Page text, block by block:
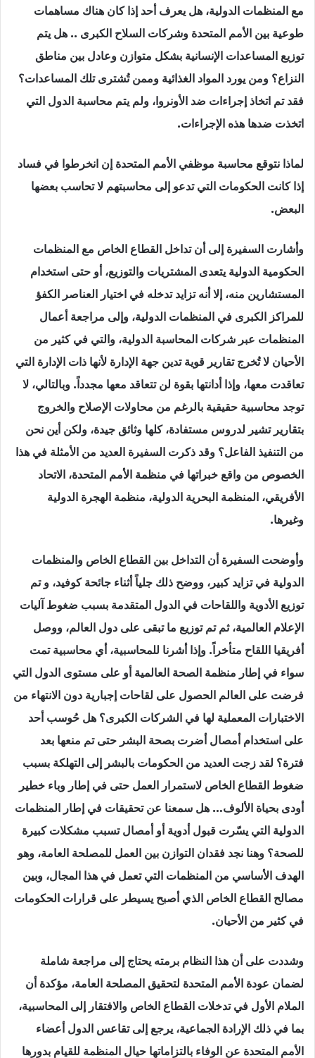
مع المنظمات الدولية، هل يعرف أحد إذا كان هناك مساهمات
طوعية بين الأمم المتحدة وشركات السلاح الكبرى .. هل يتم
توزيع المساعدات الإنسانية بشكل متوازن وعادل بين مناطق
النزاع؟ ومن يورد المواد الغذائية وممن تُشترى تلك المساعدات؟
فقد تم اتخاذ إجراءات ضد الأونروا، ولم يتم محاسبة الدول التي
اتخذت ضدها هذه الإجراءات.
لماذا نتوقع محاسبة موظفي الأمم المتحدة إن انخرطوا في فساد
إذا كانت الحكومات التي تدعو إلى محاسبتهم لا تحاسب بعضها
البعض.
وأشارت السفيرة إلى أن تداخل القطاع الخاص مع المنظمات
الحكومية الدولية يتعدى المشتريات والتوزيع، أو حتى استخدام
المستشارين منه، إلا أنه تزايد تدخله في اختيار العناصر الكفؤ
للمراكز الكبرى في المنظمات الدولية، وإلى مراجعة أعمال
المنظمات عبر شركات المحاسبة الدولية، والتي في كثير من
الأحيان لا تُخرج تقارير قوية تدين جهة الإدارة لأنها ذات الإدارة التي
تعاقدت معها، وإذا أدانتها بقوة لن تتعاقد معها مجدداً. وبالتالي، لا
توجد محاسبية حقيقية بالرغم من محاولات الإصلاح والخروج
بتقارير تشير لدروس مستفادة، كلها وثائق جيدة، ولكن أين نحن
من التنفيذ الفاعل؟ وقد ذكرت السفيرة العديد من الأمثلة في هذا
الخصوص من واقع خبراتها في منظمة الأمم المتحدة، الاتحاد
الأفريقي، المنظمة البحرية الدولية، منظمة الهجرة الدولية
وغيرها.
وأوضحت السفيرة أن التداخل بين القطاع الخاص والمنظمات
الدولية في تزايد كبير، ووضح ذلك جلياً أثناء جائحة كوفيد، و تم
توزيع الأدوية واللقاحات في الدول المتقدمة بسبب ضغوط آليات
الإعلام العالمية، ثم تم توزيع ما تبقى على دول العالم، ووصل
أفريقيا اللقاح متأخراً. وإذا أشرنا للمحاسبية، أي محاسبية تمت
سواء في إطار منظمة الصحة العالمية أو على مستوى الدول التي
فرضت على العالم الحصول على لقاحات إجبارية دون الانتهاء من
الاختبارات المعملية لها في الشركات الكبرى؟ هل حُوسب أحد
على استخدام أمصال أضرت بصحة البشر حتى تم منعها بعد
فترة؟ لقد زجت العديد من الحكومات بالبشر إلى التهلكة بسبب
ضغوط القطاع الخاص لاستمرار العمل حتى في إطار وباء خطير
أودى بحياة الألوف… هل سمعنا عن تحقيقات في إطار المنظمات
الدولية التي يسّرت قبول أدوية أو أمصال تسبب مشكلات كبيرة
للصحة؟ وهنا نجد فقدان التوازن بين العمل للمصلحة العامة، وهو
الهدف الأساسي من المنظمات التي تعمل في هذا المجال، وبين
مصالح القطاع الخاص الذي أصبح يسيطر على قرارات الحكومات
في كثير من الأحيان.
وشددت على أن هذا النظام برمته يحتاج إلى مراجعة شاملة
لضمان عودة الأمم المتحدة لتحقيق المصلحة العامة، مؤكدة أن
الملام الأول في تدخلات القطاع الخاص والافتقار إلى المحاسبية،
بما في ذلك الإرادة الجماعية، يرجع إلى تقاعس الدول أعضاء
الأمم المتحدة عن الوفاء بالتزاماتها حيال المنظمة للقيام بدورها